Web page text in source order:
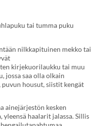
tai tumma puku
nilkkapituinen mekko tai
kirjekuorilaukku tai muu
jossa saa olla olkain
housut, siistit kengät
ainejärjestön kesken
haalarit jalassa. Sillis